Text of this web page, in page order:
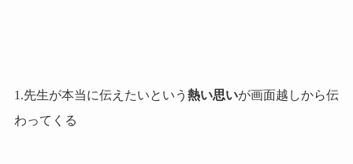
1.先生が本当に伝えたいという 熱い思いが画面越しから伝
わってくる